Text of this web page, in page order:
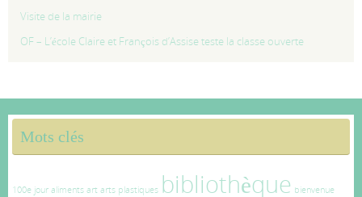
Visite de la mairie
OF – L’école Claire et François d’Assise teste la classe ouverte
Mots clés
100e jour aliments art arts plastiques bibliothèque bienvenue